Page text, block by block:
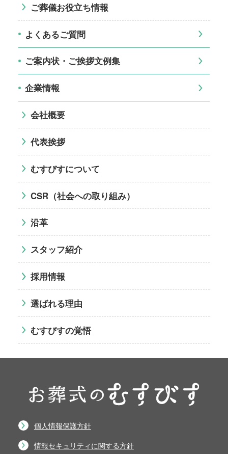
ご葬儀お役立ち情報
よくあるご質問
ご案内状・ご挨拶文例集
企業情報
会社概要
代表挨拶
むすびすについて
CSR（社会への取り組み）
沿革
スタッフ紹介
採用情報
選ばれる理由
むすびすの覚悟
個人情報保護方針
情報セキュリティに関する方針